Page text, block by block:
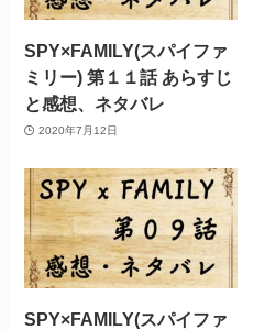
SPY×FAMILY(スパイファ
ミリー) 第１１話 あらすじ
と感想、ネタバレ
2020年7月12日
SPY×FAMILY(スパイファ